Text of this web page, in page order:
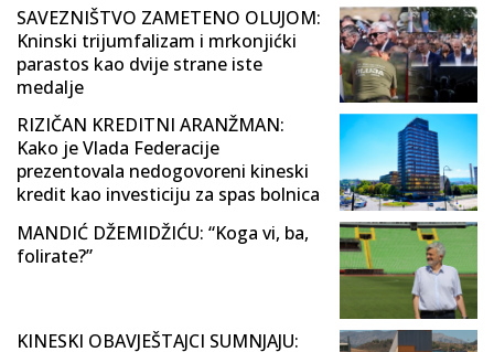
SAVEZNIŠTVO ZAMETENO OLUJOM:
Kninski trijumfalizam i mrkonjićki
parastos kao dvije strane iste
medalje
RIZIČAN KREDITNI ARANŽMAN:
Kako je Vlada Federacije
prezentovala nedogovoreni kineski
kredit kao investiciju za spas bolnica
MANDIĆ DŽEMIDŽIĆU: “Koga vi, ba,
folirate?”
KINESKI OBAVJEŠTAJCI SUMNJAJU: